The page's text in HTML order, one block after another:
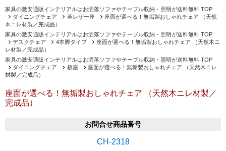
家具の激安通販インテリアルはお洒落ソファやテーブル収納・照明が送料無料 TOP
ダイニングチェア
革レザー座
座面が選べる！無垢製おしゃれチェア （天然
木ニレ材製／完成品）
家具の激安通販インテリアルはお洒落ソファやテーブル収納・照明が送料無料 TOP
デスクチェア
4本脚タイプ
座面が選べる！無垢製おしゃれチェア （天然木ニ
レ材製／完成品）
家具の激安通販インテリアルはお洒落ソファやテーブル収納・照明が送料無料 TOP
ダイニングチェア
板座
座面が選べる！無垢製おしゃれチェア （天然木ニレ
材製／完成品）
座面が選べる！無垢製おしゃれチェア （天然木ニレ材製／
完成品）
お問合せ商品番号
CH-2318